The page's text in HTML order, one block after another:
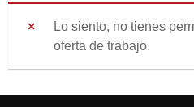
Lo siento, no tienes
oferta de trabajo.